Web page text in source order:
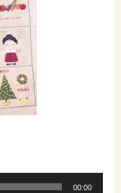
00:00